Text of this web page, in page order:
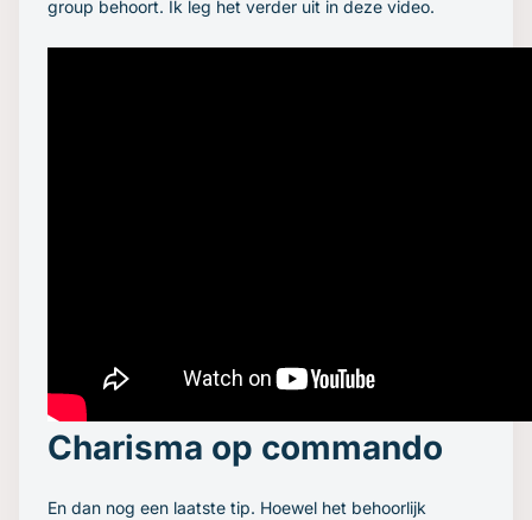
group behoort. Ik leg het verder uit in deze video.
Charisma op commando
En dan nog een laatste tip. Hoewel het behoorlijk